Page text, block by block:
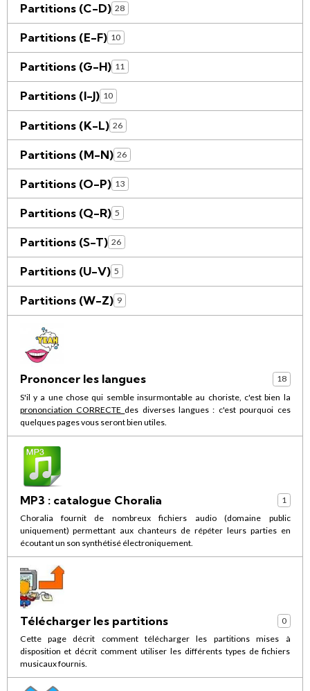
Partitions (C-D) 28
Partitions (E-F) 10
Partitions (G-H) 11
Partitions (I-J) 10
Partitions (K-L) 26
Partitions (M-N) 26
Partitions (O-P) 13
Partitions (Q-R) 5
Partitions (S-T) 26
Partitions (U-V) 5
Partitions (W-Z) 9
Prononcer les langues
18
S'il y a une chose qui semble insurmontable au choriste, c'est bien la
prononciation CORRECTEdes diverses langues : c'est pourquoi ces
quelques pages vous seront bien utiles.
MP3 : catalogue Choralia
1
Choralia fournit de nombreux fichiers audio (domaine public
uniquement) permettant aux chanteurs de répéter leurs parties en
écoutant un son synthétisé électroniquement.
Télécharger les partitions
0
Cette page décrit comment télécharger les partitions mises à
disposition et décrit comment utiliser les différents types de fichiers
musicaux fournis.